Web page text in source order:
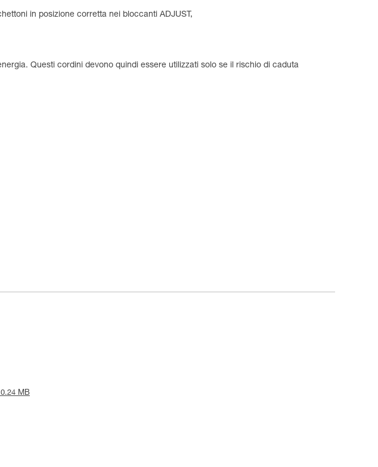
in posizione corretta nei bloccanti ADJUST,
Questi cordini devono quindi essere utilizzati solo se il rischio di caduta
MB